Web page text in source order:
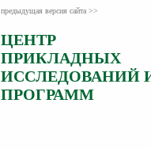
предыдущая версия сайта >>
ЦЕНТР
ПРИКЛАДНЫХ
ИССЛЕДОВАНИЙ
ПРОГРАММ